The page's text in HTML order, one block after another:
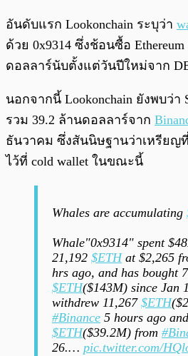
อันดับแรก Lookonchain ระบุว่า
ด้วย 0x9314 ซึ่งช้อนซื้อ
ดอลลาร์นับตั้งแต่วันปีใหม่จาก
นอกจากนี้ Lookonchain ยังพบว่า
รวม 39.2 ล้านดอลลาร์จาก
ธันวาคม ซึ่งสันนิษฐานว่าเหรียญ
ไว้ที่ cold wallet ในขณะนี้
Whales are accumulating
Whale"0x9314" spent
21,192 $ETHat $2,265
hrs ago, and has bought
$ETH($143M) since Jan
withdrew 11,267 $ETH
#Binance 5 hours ago
$ETH($39.2M) from
26.… pic.twitter.com/